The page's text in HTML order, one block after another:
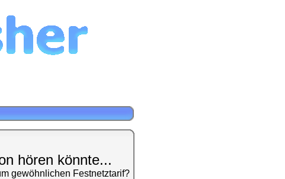
hören könnte...
gewöhnlichen Festnetztarif?